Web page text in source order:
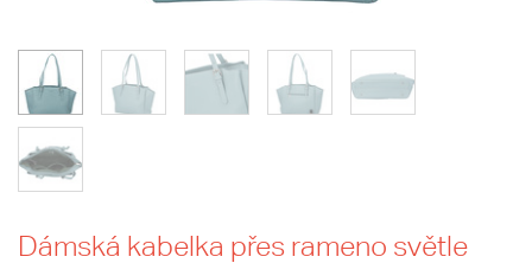
Dámská kabelka přes rameno světle